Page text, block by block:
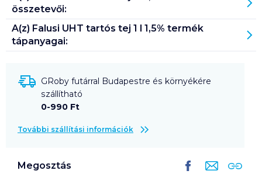
összetevői:
A(z) Falusi UHT tartós tej 1 l 1,5% termék
tápanyagai:
GRoby futárral Budapestre és környékére
szállítható
0-990 Ft
További szállítási információk
Megosztás